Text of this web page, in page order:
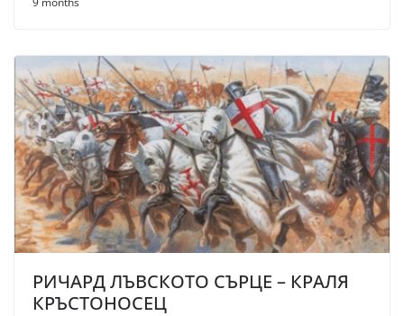
РИЧАРД ЛЪВСКОТО СЪРЦЕ – КРАЛЯ
КРЪСТОНОСЕЦ